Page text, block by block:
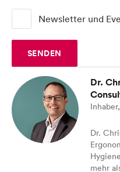
Newsletter und
SENDEN
Dr.
Dr.
mehr
UX-